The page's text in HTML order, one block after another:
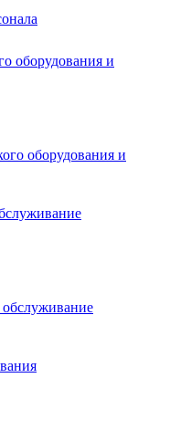
оборудования и
обслуживание